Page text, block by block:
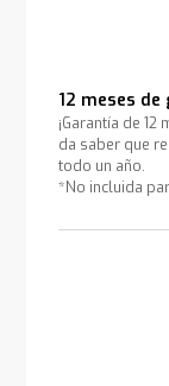
12 meses de
¡Garantía de
da saber que
todo un año.
*No incluida